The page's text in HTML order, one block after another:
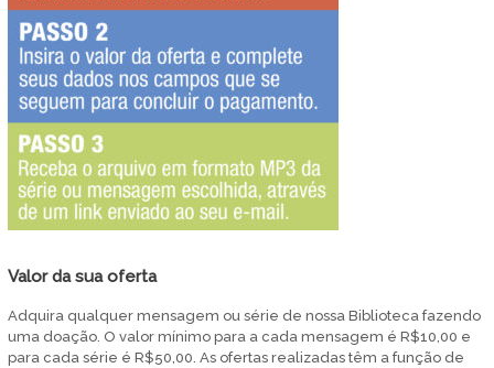
Valor da sua oferta
Adquira qualquer mensagem ou série de nossa Biblioteca fazendo
uma doação. O valor mínimo para a cada mensagem é R$10,00 e
para cada série é R$50,00. As ofertas realizadas têm a função de